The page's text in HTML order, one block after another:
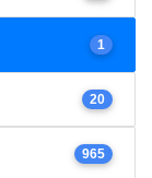
1
20
965